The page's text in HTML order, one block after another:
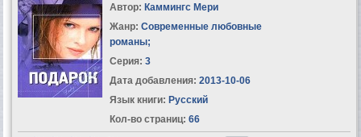
Автор: Каммингс Мери
Жанр: Современные любовные
романы;
Серия: 3
Дата добавления: 2013-10-06
Язык книги: Русский
Кол-во страниц: 66